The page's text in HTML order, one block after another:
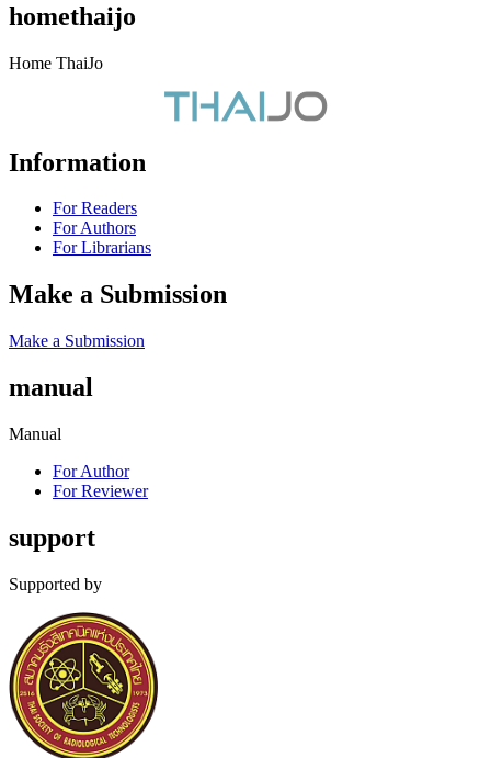
homethaijo
Home ThaiJo
Information
For Readers
For Authors
For Librarians
Make a Submission
Make a Submission
manual
Manual
For Author
For Reviewer
support
Supported by